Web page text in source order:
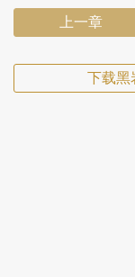
上一章
下载黑